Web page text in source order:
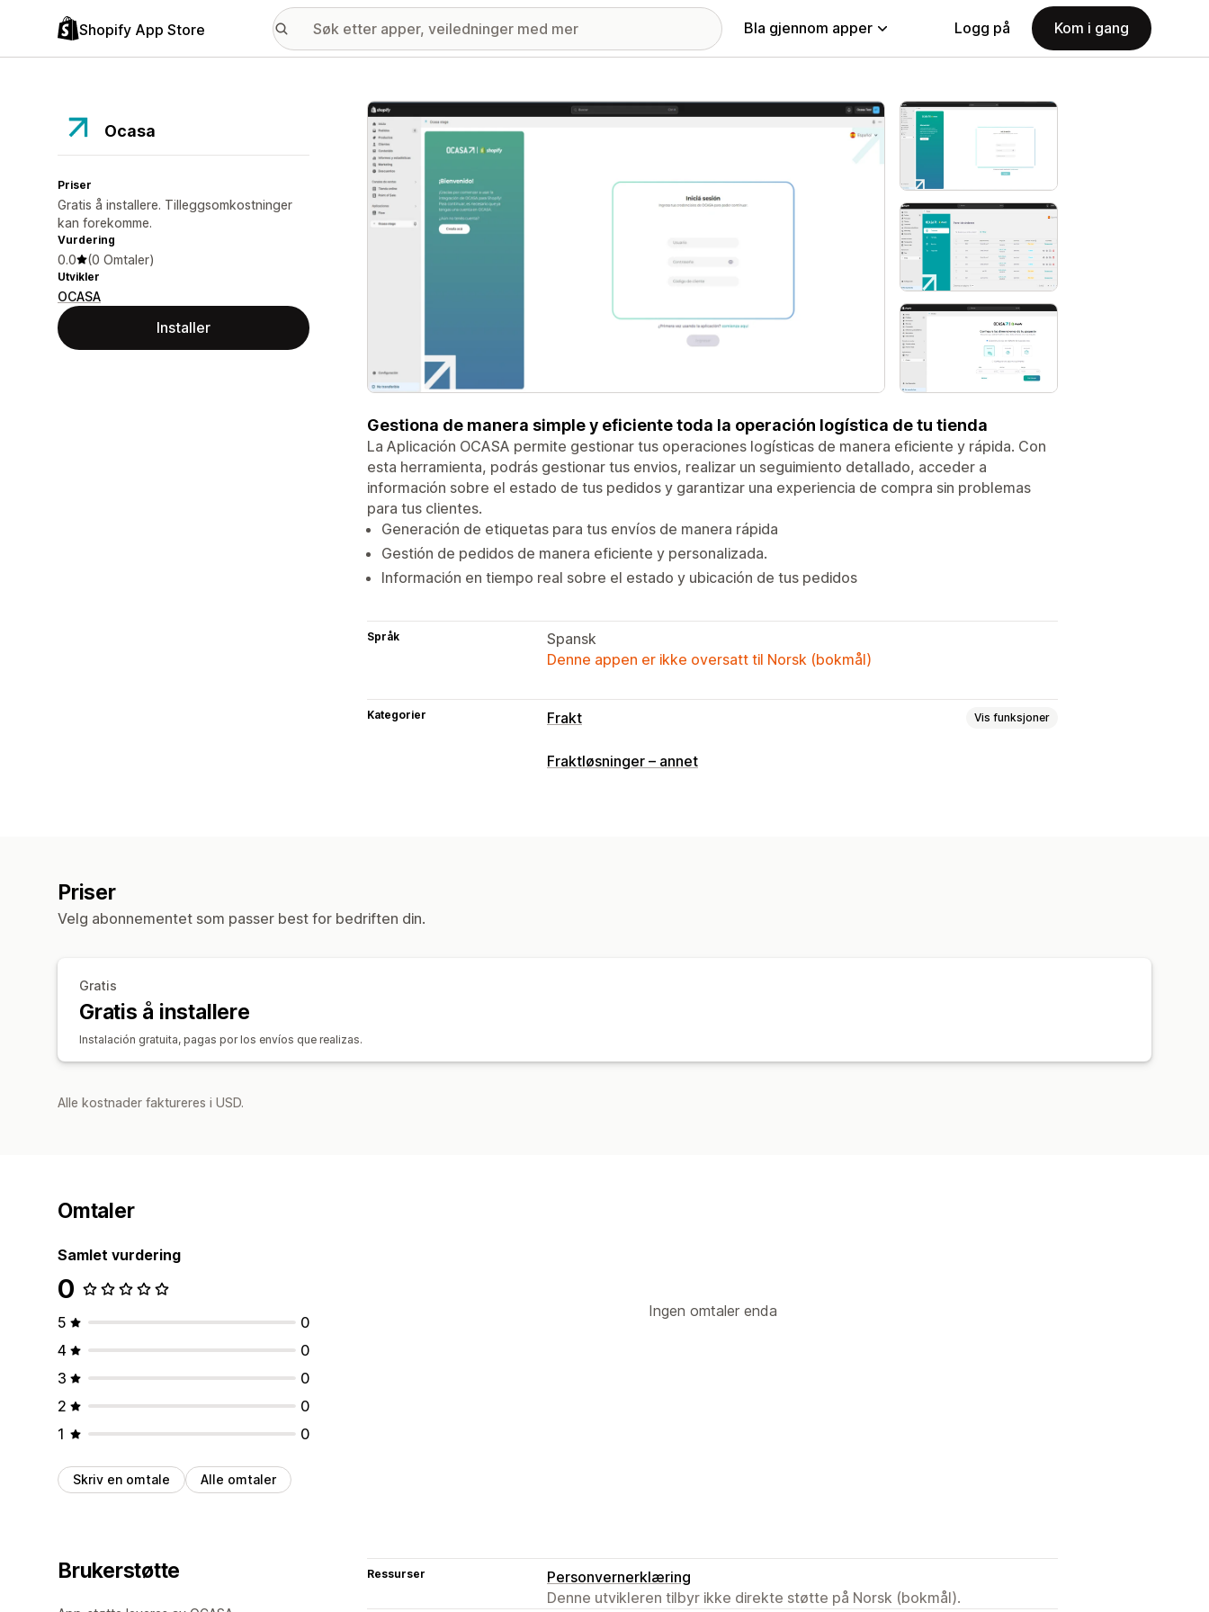
Shopify App Store Bla gjennom apper Logg på Kom i gang
Ocasa
Priser
Gratis å installere. Tilleggsomkostninger
kan forekomme.
Vurdering
0.0 (0 Omtaler)
Utvikler
OCASA
Installer
Galleri med fremhevede bilder
Gestiona de manera simple y eficiente toda la operación logística de tu tienda
La Aplicación OCASA permite gestionar tus operaciones logísticas de manera eficiente y rápida. Con
esta herramienta, podrás gestionar tus envios, realizar un seguimiento detallado, acceder a
información sobre el estado de tus pedidos y garantizar una experiencia de compra sin problemas
para tus clientes.
Generación de etiquetas para tus envíos de manera rápida
Gestión de pedidos de manera eficiente y personalizada.
Información en tiempo real sobre el estado y ubicación de tus pedidos
Språk
Spansk
Denne appen er ikke oversatt til Norsk (bokmål)
Kategorier Frakt Vis funksjoner
Etiketter og emballasje
Fraktløsninger – annet
Priser
Velg abonnementet som passer best for bedriften din.
Gratis
Gratis å installere
Instalación gratuita, pagas por los envíos que realizas.
Alle kostnader faktureres i USD.
Omtaler
Samlet vurdering
0
5
0
4
0
3
0
2
0
1
0
Skriv en omtale Alle omtaler
Ingen omtaler enda
Brukerstøtte Ressurser
Personvernerklæring
Denne utvikleren tilbyr ikke direkte støtte på Norsk (bokmål).